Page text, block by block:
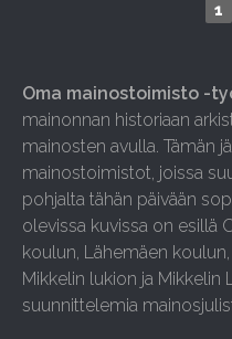
1
Oma mainostoimisto -
mainonnan historiaan
mainosten avulla. Tämän
mainostoimistot, joissa
pohjalta tähän päivään
olevissa kuvissa on esillä
koulun, Lähemäen
Mikkelin lukion ja
suunnittelemia